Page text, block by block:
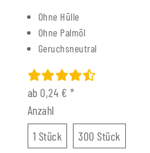
Ohne Hülle
Ohne Palmöl
Geruchsneutral
ab 0,24 € *
Anzahl
1 Stück 1 Stück300 Stück